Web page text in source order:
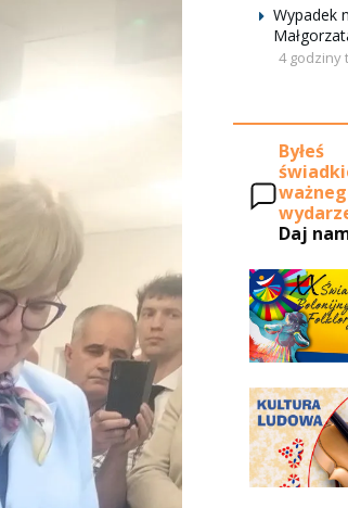
Wypadek
4 godziny
Byłeś
Daj